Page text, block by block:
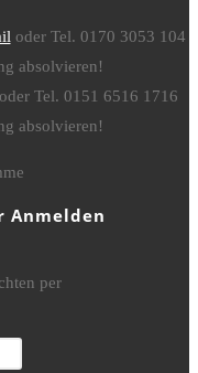
oder Tel. 0170 3053 104
absolvieren!
oder Tel. 0151 6516 1716
absolvieren!
Anmelden
per